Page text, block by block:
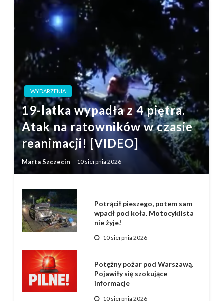
WYDARZENIA
19-latka wypadła z 4 piętra.
Atak na ratowników w czasie
reanimacji! [VIDEO]
Marta Szczecin 10 sierpnia 2026
Potrącił pieszego, potem sam
wpadł pod koła. Motocyklista
nie żyje!
10 sierpnia 2026
Potężny pożar pod Warszawą.
Pojawiły się szokujące
informacje
10 sierpnia 2026